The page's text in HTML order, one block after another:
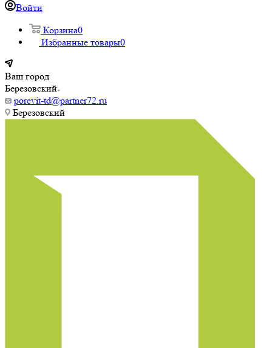
Войти
Корзина0
Избранные товары0
Ваш город
Березовский
porevit-td@partner72.ru
Березовский